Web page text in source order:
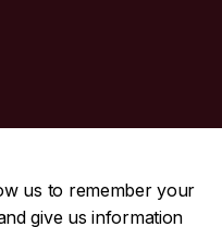
us to remember your
give us information